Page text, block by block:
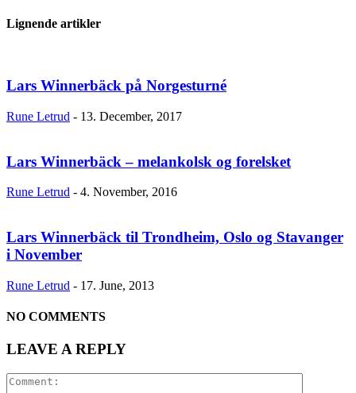
Lignende artikler
Lars Winnerbäck på Norgesturné
Rune Letrud - 13. December, 2017
Lars Winnerbäck – melankolsk og forelsket
Rune Letrud - 4. November, 2016
Lars Winnerbäck til Trondheim, Oslo og Stavanger
i November
Rune Letrud - 17. June, 2013
NO COMMENTS
LEAVE A REPLY